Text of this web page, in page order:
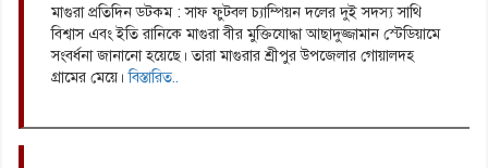
মাগুরা প্রতিদিন ডটকম : সাফ ফুটবল চ্যাম্পিয়ন দলের দুই সদস্য সাথি
বিশ্বাস এবং ইতি রানিকে মাগুরা বীর মুক্তিযোদ্ধা আছাদুজ্জামান স্টেডিয়ামে
সংবর্ধনা জানানো হয়েছে। তারা মাগুরার শ্রীপুর উপজেলার গোয়ালদহ
গ্রামের মেয়ে।বিস্তারিত..